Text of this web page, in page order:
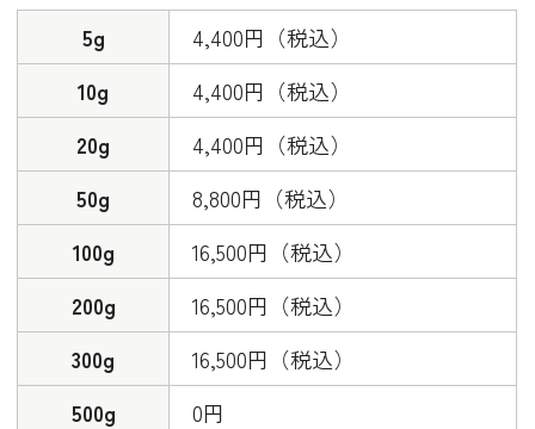
電話注文
インターネット購入
田中貴金属ジュエリーの会社情報
まとめ
5g
4,400円（税込）
10g
4,400円（税込）
20g
4,400円（税込）
50g
8,800円（税込）
100g
16,500円（税込）
200g
16,500円（税込）
300g
16,500円（税込）
500g
0円